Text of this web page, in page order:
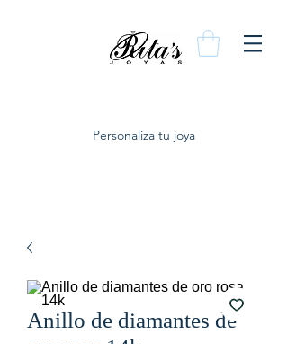
Personaliza tu joya
Anillo de diamantes de